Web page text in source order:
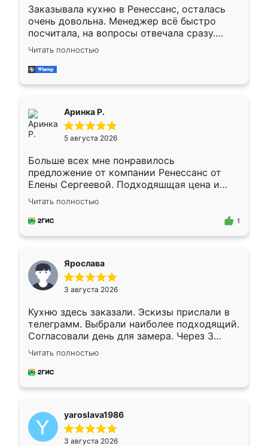
Заказывала кухню в Ренессанс, осталась
очень довольна. Менеджер всё быстро
посчитала, на вопросы отвечала сразу.
Замерщик приехал в субботу, подошёл к
делу со всей ответственностью. Собрали
за день, ребята работали аккуратно, даже
Читать полностью
Аринка Р.
5 августа 2026
Больше всех мне понравилось
предложение от компании Ренессанс от
Елены Сергеевой. Подходяшщая цена и
короткие сроки изготовления. Приехавший
для замера сотрудник Владислав
предложил по моему эскизу самый
Читать полностью
1
Ярослава
3 августа 2026
Кухню здесь заказали. Эскизы прислали в
телеграмм. Выбрали наиболее подходящий.
Согласовали день для замера. Через 3
недели кухня была уже готова. Остались
довольны работой. Спасибо Ренессанс
мебель за качественную работу!
Читать полностью
yaroslava1986
3 августа 2026